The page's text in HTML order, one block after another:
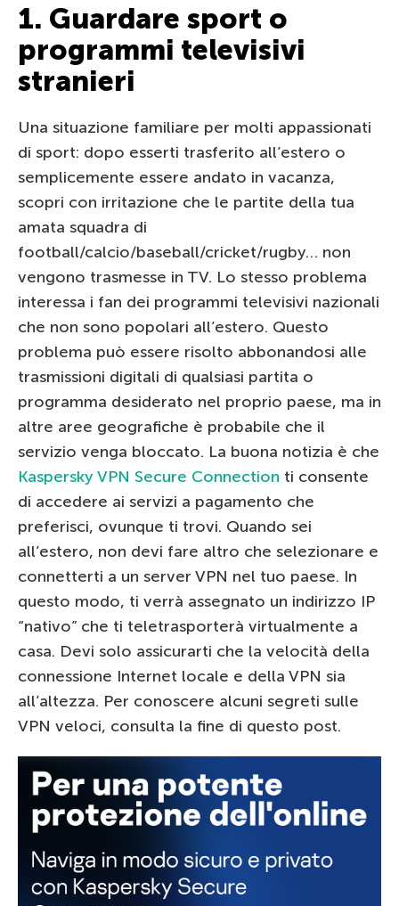
1. Guardare sport o
programmi televisivi
stranieri
Una situazione familiare per molti appassionati
di sport: dopo esserti trasferito all’estero o
semplicemente essere andato in vacanza,
scopri con irritazione che le partite della tua
amata squadra di
football/calcio/baseball/cricket/rugby… non
vengono trasmesse in TV. Lo stesso problema
interessa i fan dei programmi televisivi nazionali
che non sono popolari all’estero. Questo
problema può essere risolto abbonandosi alle
trasmissioni digitali di qualsiasi partita o
programma desiderato nel proprio paese, ma in
altre aree geografiche è probabile che il
servizio venga bloccato. La buona notizia è che
Kaspersky VPN Secure Connection ti consente
di accedere ai servizi a pagamento che
preferisci, ovunque ti trovi. Quando sei
all’estero, non devi fare altro che selezionare e
connetterti a un server VPN nel tuo paese. In
questo modo, ti verrà assegnato un indirizzo IP
“nativo” che ti teletrasporterà virtualmente a
casa. Devi solo assicurarti che la velocità della
connessione Internet locale e della VPN sia
all’altezza. Per conoscere alcuni segreti sulle
VPN veloci, consulta la fine di questo post.